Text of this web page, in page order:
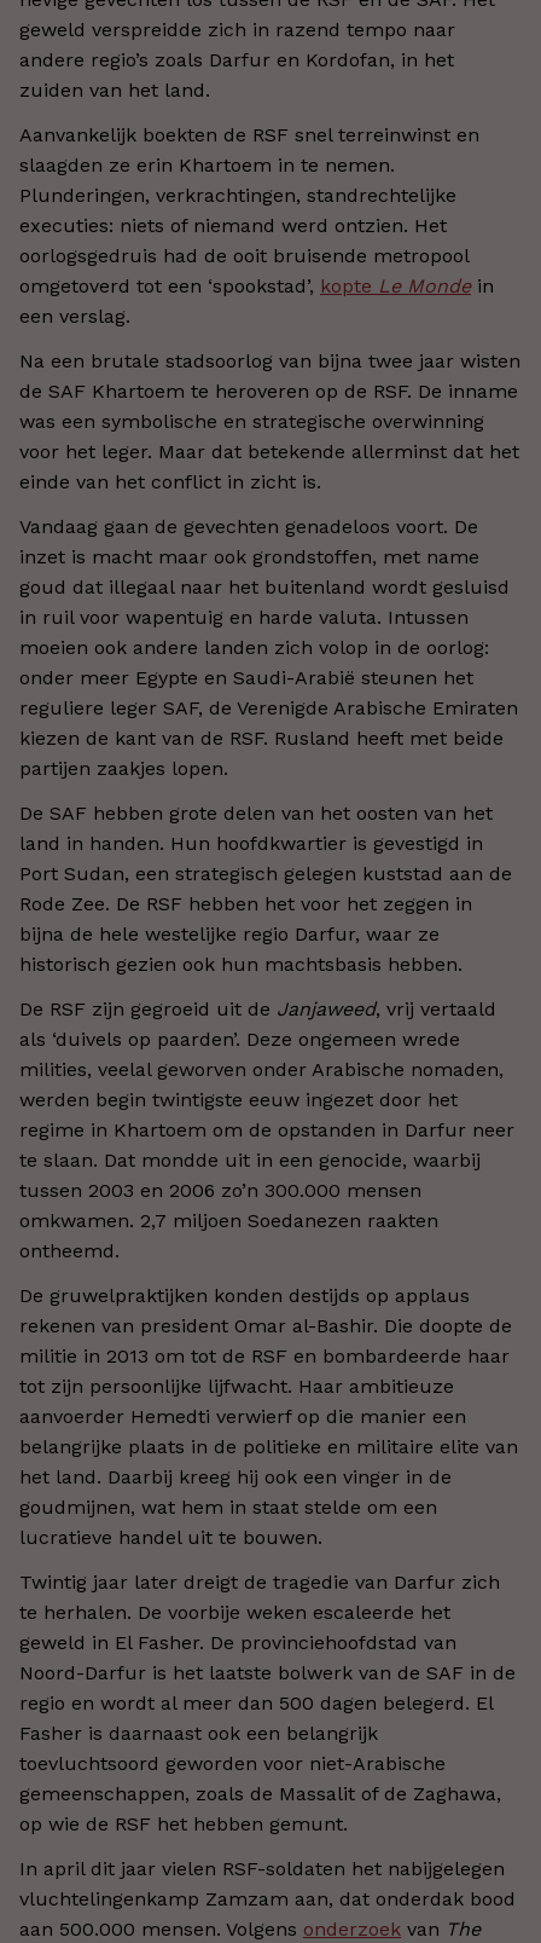
geweld verspreidde zich in razend tempo naar
andere regio’s zoals Darfur en Kordofan, in het
zuiden van het land.
Aanvankelijk boekten de RSF snel terreinwinst en
slaagden ze erin Khartoem in te nemen.
Plunderingen, verkrachtingen, standrechtelijke
executies: niets of niemand werd ontzien. Het
oorlogsgedruis had de ooit bruisende metropool
omgetoverd tot een ‘spookstad’, kopte Le Mondein
een verslag.
Na een brutale stadsoorlog van bijna twee jaar wisten
de SAF Khartoem te heroveren op de RSF. De inname
was een symbolische en strategische overwinning
voor het leger. Maar dat betekende allerminst dat het
einde van het conflict in zicht is.
Vandaag gaan de gevechten genadeloos voort. De
inzet is macht maar ook grondstoffen, met name
goud dat illegaal naar het buitenland wordt gesluisd
in ruil voor wapentuig en harde valuta. Intussen
moeien ook andere landen zich volop in de oorlog:
onder meer Egypte en Saudi-Arabië steunen het
reguliere leger SAF, de Verenigde Arabische Emiraten
kiezen de kant van de RSF. Rusland heeft met beide
partijen zaakjes lopen.
De SAF hebben grote delen van het oosten van het
land in handen. Hun hoofdkwartier is gevestigd in
Port Sudan, een strategisch gelegen kuststad aan de
Rode Zee. De RSF hebben het voor het zeggen in
bijna de hele westelijke regio Darfur, waar ze
historisch gezien ook hun machtsbasis hebben.
De RSF zijn gegroeid uit de Janjaweed, vrij vertaald
als ‘duivels op paarden’. Deze ongemeen wrede
milities, veelal geworven onder Arabische nomaden,
werden begin twintigste eeuw ingezet door het
regime in Khartoem om de opstanden in Darfur neer
te slaan. Dat mondde uit in een genocide, waarbij
tussen 2003 en 2006 zo’n 300.000 mensen
omkwamen. 2,7 miljoen Soedanezen raakten
ontheemd.
De gruwelpraktijken konden destijds op applaus
rekenen van president Omar al-Bashir. Die doopte de
militie in 2013 om tot de RSF en bombardeerde haar
tot zijn persoonlijke lijfwacht. Haar ambitieuze
aanvoerder Hemedti verwierf op die manier een
belangrijke plaats in de politieke en militaire elite van
het land. Daarbij kreeg hij ook een vinger in de
goudmijnen, wat hem in staat stelde om een
lucratieve handel uit te bouwen.
Twintig jaar later dreigt de tragedie van Darfur zich
te herhalen. De voorbije weken escaleerde het
geweld in El Fasher. De provinciehoofdstad van
Noord-Darfur is het laatste bolwerk van de SAF in de
regio en wordt al meer dan 500 dagen belegerd. El
Fasher is daarnaast ook een belangrijk
toevluchtsoord geworden voor niet-Arabische
gemeenschappen, zoals de Massalit of de Zaghawa,
op wie de RSF het hebben gemunt.
In april dit jaar vielen RSF-soldaten het nabijgelegen
vluchtelingenkamp Zamzam aan, dat onderdak bood
aan 500.000 mensen. Volgens onderzoek van The